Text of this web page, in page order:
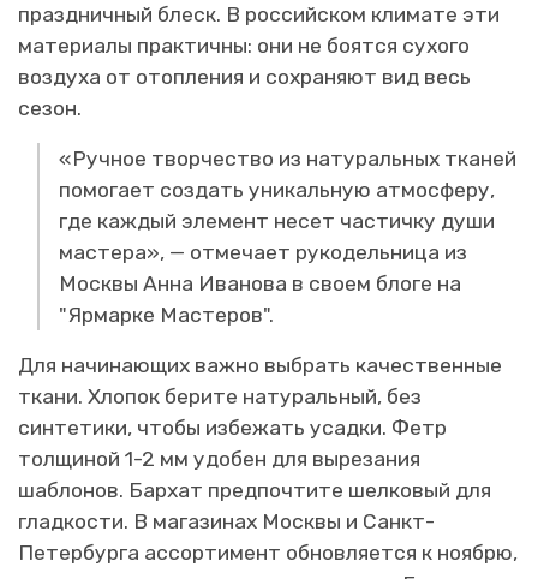
праздничный блеск. В российском климате эти
материалы практичны: они не боятся сухого
воздуха от отопления и сохраняют вид весь
сезон.
«Ручное творчество из натуральных тканей
помогает создать уникальную атмосферу,
где каждый элемент несет частичку души
мастера», — отмечает рукодельница из
Москвы Анна Иванова в своем блоге на
"Ярмарке Мастеров".
Для начинающих важно выбрать качественные
ткани. Хлопок берите натуральный, без
синтетики, чтобы избежать усадки. Фетр
толщиной 1-2 мм удобен для вырезания
шаблонов. Бархат предпочтите шелковый для
гладкости. В магазинах Москвы и Санкт-
Петербурга ассортимент обновляется к ноябрю,